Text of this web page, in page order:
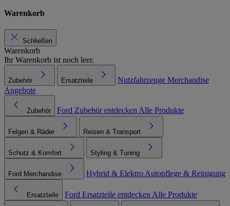
Warenkorb
Schließen
Warenkorb
Ihr Warenkorb ist noch leer.
Zubehör Ersatzteile Nutzfahrzeuge Merchandise
Angebote
Zubehör Ford Zubehör entdecken Alle Produkte
Felgen & Räder Reisen & Transport
Schutz & Komfort Styling & Tuning
Ford Merchandise Hybrid & Elektro Autopflege & Reinigung
Ersatzteile Ford Ersatzteile entdecken Alle Produkte